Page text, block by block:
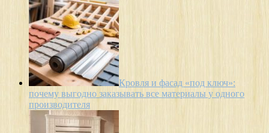
Кровля и фасад «под ключ»:
почему выгодно заказывать все материалы у одного
производителя